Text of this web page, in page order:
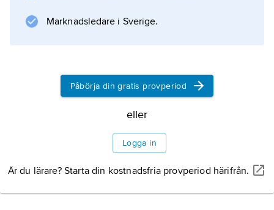
Marknadsledare i Sverige.
Påbörja din gratis provperiod
eller
Logga in
Är du lärare? Starta din kostnadsfria provperiod härifrån.